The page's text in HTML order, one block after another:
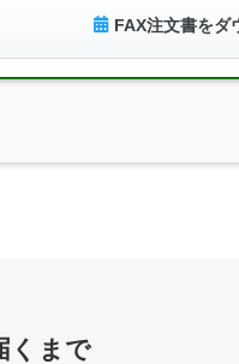
FAX注文書をダ
くまで